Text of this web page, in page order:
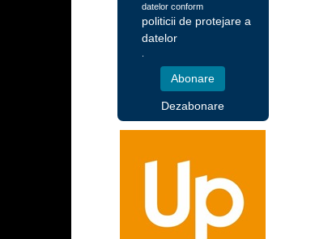
datelor conform
politicii de protejare a
datelor
Dezabonare